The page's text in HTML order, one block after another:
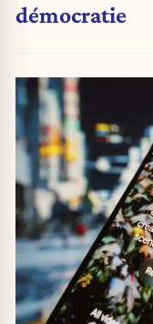
démocratie